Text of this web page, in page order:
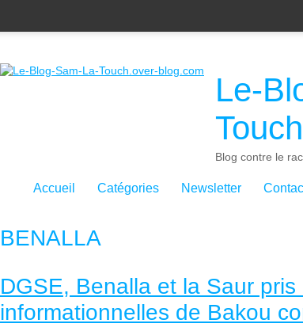
Le-
Blog contre le
Accueil Catégories Newsletter
BENALLA
DGSE, Benalla et la Saur
informationnelles de Bakou